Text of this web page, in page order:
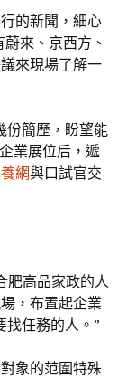
的新聞，細心
來、京西方、
來現場了解一
份簡歷，盼望能
業展位后，遞
網與口試官交
肥高品家政的人
，布置起企業
找任務的人。”
象的范圍特殊